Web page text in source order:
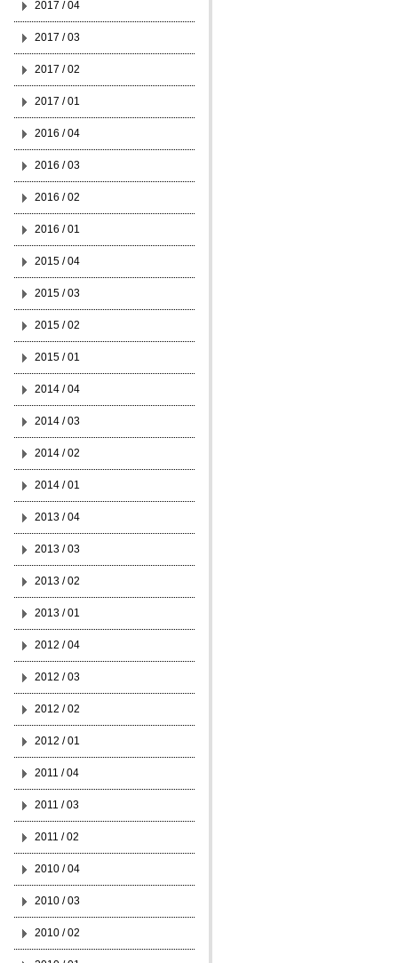
2017 / 04
2017 / 03
2017 / 02
2017 / 01
2016 / 04
2016 / 03
2016 / 02
2016 / 01
2015 / 04
2015 / 03
2015 / 02
2015 / 01
2014 / 04
2014 / 03
2014 / 02
2014 / 01
2013 / 04
2013 / 03
2013 / 02
2013 / 01
2012 / 04
2012 / 03
2012 / 02
2012 / 01
2011 / 04
2011 / 03
2011 / 02
2010 / 04
2010 / 03
2010 / 02